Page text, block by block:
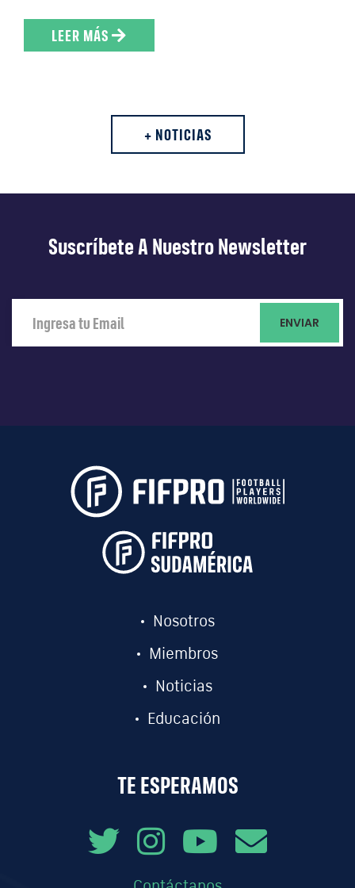
LEER MÁS
+ NOTICIAS
Suscríbete A Nuestro Newsletter
ENVIAR
Nosotros
Miembros
Noticias
Educación
TE ESPERAMOS